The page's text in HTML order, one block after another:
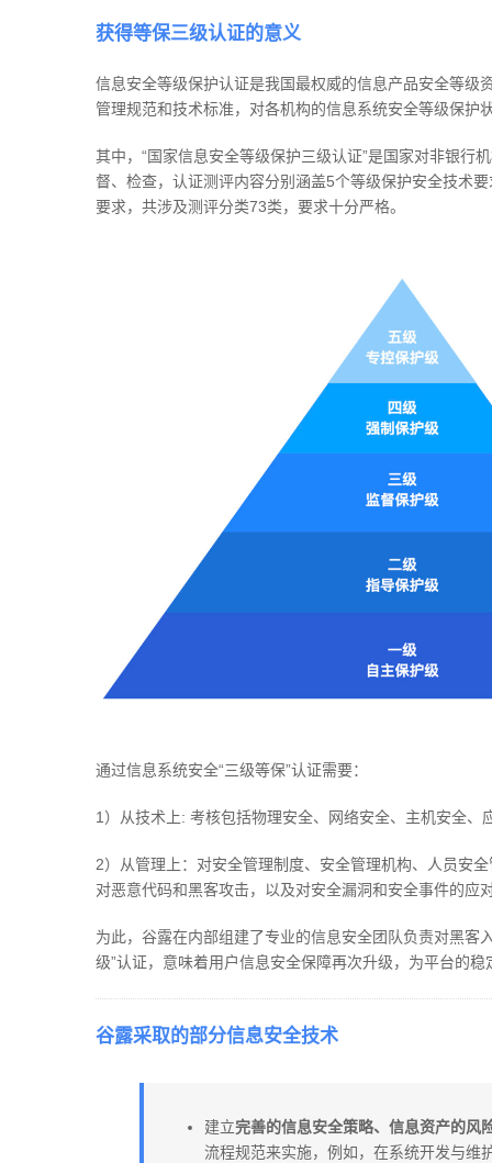
获得等保三级认证的意义
信息安全等级保护认证是我国最权威的信息产品安全等级
管理规范和技术标准，对各机构的信息系统安全等级保护
其中，“国家信息安全等级保护三级认证”是国家对非银行
督、检查，认证测评内容分别涵盖5个等级保护安全技术
要求，共涉及测评分类73类，要求十分严格。
通过信息系统安全“三级等保”认证需要：
1）从技术上: 考核包括物理安全、网络安全、主机安全、
2）从管理上：对安全管理制度、安全管理机构、人员安
对恶意代码和黑客攻击，以及对安全漏洞和安全事件的应
为此，谷露在内部组建了专业的信息安全团队负责对黑客
级”认证，意味着用户信息安全保障再次升级，为平台的
谷露采取的部分信息安全技术
建立完善的信息安全策略、信息资产的风
流程规范来实施，例如，在系统开发与维